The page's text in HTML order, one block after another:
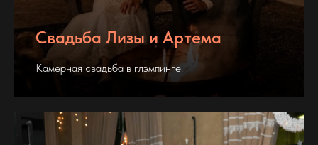
Свадьба Лизы и Артема
Камерная свадьба в глэмпинге.